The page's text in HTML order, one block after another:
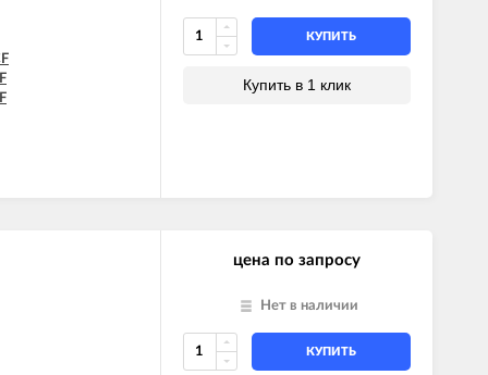
КУПИТЬ
Купить в 1 клик
цена по запросу
Нет в наличии
КУПИТЬ